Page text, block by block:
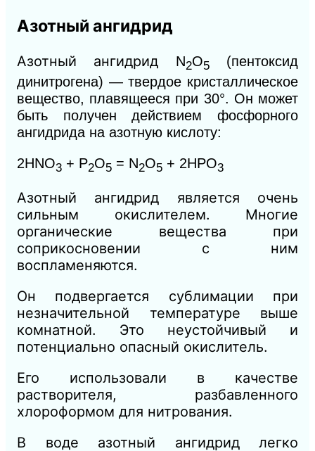
Азотный ангидрид
Азотный ангидрид N2O5(пентоксид
динитрогена) — твердое кристаллическое
вещество, плавящееся при 30°. Он может
быть получен действием фосфорного
ангидрида на азотную кислоту:
2HNO3 + Р2O5 = N2O5 + 2НРО3
Азотный ангидрид является очень
сильным окислителем. Многие
органические вещества при
соприкосновении с ним
воспламеняются.
Он подвергается сублимации при
незначительной температуре выше
комнатной. Это неустойчивый и
потенциально опасный окислитель.
Его использовали в качестве
растворителя, разбавленного
хлороформом для нитрования.
В воде азотный ангидрид легко